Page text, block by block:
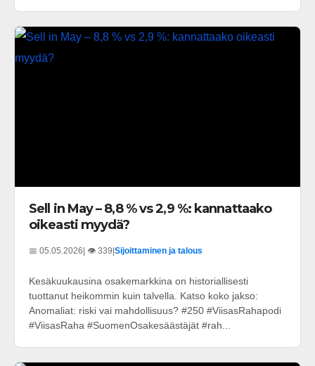
Sell in May – 8,8 % vs 2,9 %: kannattaako
oikeasti myydä?
📅 05.05.2026 | 👁️ 339 Sijoittaminen ja talous
Kesäkuukausina osakemarkkina on historiallisesti
tuottanut heikommin kuin talvella. Katso koko jakso:
Anomaliat: riski vai mahdollisuus? #250 #ViisasRahapodi
#ViisasRaha #SuomenOsakesäästäjät #rah...